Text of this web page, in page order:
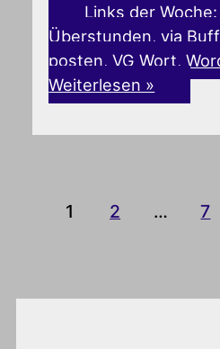
Links der
Überstunden, via
posten, VG Wort,
Weiterlesen »
1 2 … 7